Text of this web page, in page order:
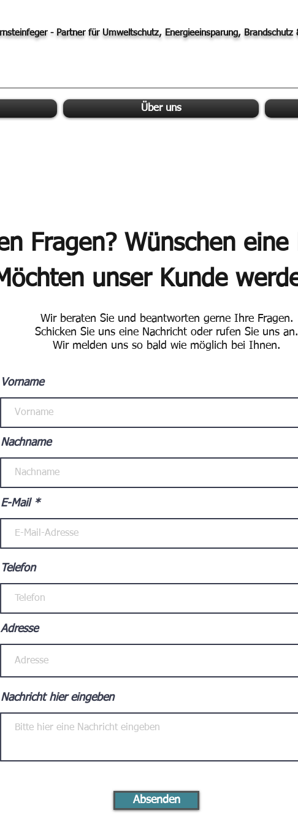
- Partner für Umweltschutz, Energieeinsparung,
Über uns
Fragen? Wünschen eine
unser Kunde
Wir beraten Sie und beantworten gerne Ihre Fragen.
Schicken Sie uns eine Nachricht oder rufen Sie uns an.
​Wir melden uns so bald wie möglich bei Ihnen.
Vorname
Nachname
E-Mail
Telefon
Adresse
Nachricht hier eingeben
Absenden